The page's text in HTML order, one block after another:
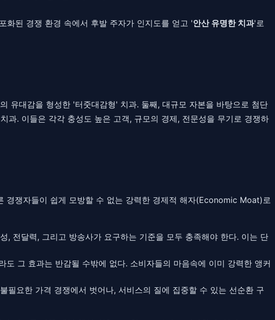
화된 경쟁 환경 속에서 후발 주자가 인지도를 얻고 '안산 유명한 치과'로
유대감을 형성한 '터줏대감형' 치과. 둘째, 대규모 자본을 바탕으로 첨단
. 이들은 각각 충성도 높은 고객, 규모의 경제, 전문성을 무기로 경쟁하
쟁자들이 쉽게 모방할 수 없는 강력한 경제적 해자(Economic Moat)로
, 전달력, 그리고 방송사가 요구하는 기준을 모두 충족해야 한다. 이는 단
그 효과는 반감될 수밖에 없다. 소비자들의 마음속에 이미 강력한 앵커
필요한 가격 경쟁에서 벗어나, 서비스의 질에 집중할 수 있는 선순환 구